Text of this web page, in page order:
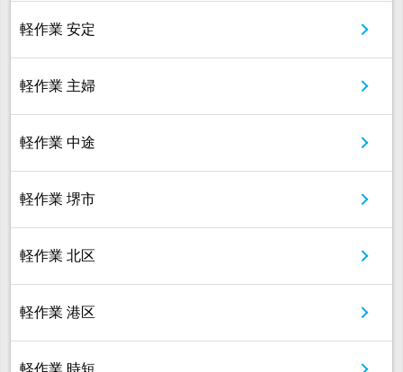
軽作業 安定
軽作業 主婦
軽作業 中途
軽作業 堺市
軽作業 北区
軽作業 港区
軽作業 時短